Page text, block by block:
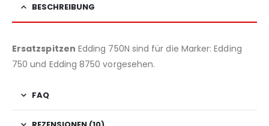
BESCHREIBUNG
Ersatzspitzen Edding 750N sind für die Marker: Edding
750 und Edding 8750 vorgesehen.
FAQ